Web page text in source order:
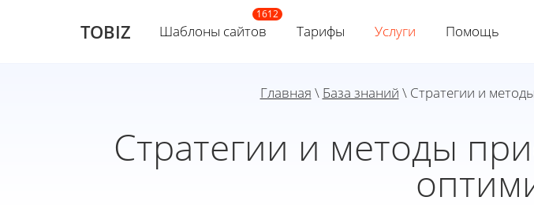
TOBIZ Шаблоны сайтов Тарифы Услуги Помощь
Главная \ База знаний \ Стратегии и
Стратегии и методы